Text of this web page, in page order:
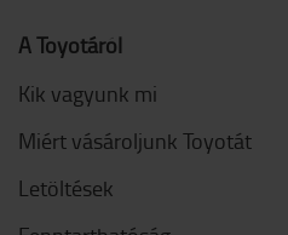
A Toyotáról
Kik vagyunk mi
Miért vásároljunk Toyotát
Letöltések